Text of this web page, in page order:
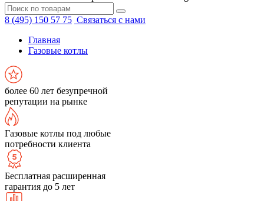
8 (495) 150 57 75 Связаться с нами
Главная
Газовые котлы
более 60 лет безупречной
репутации на рынке
Газовые котлы под любые
потребности клиента
Бесплатная расширенная
гарантия до 5 лет